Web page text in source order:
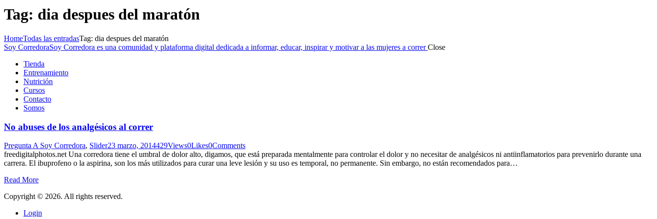
Tag: dia despues del maratón
HomeTodas las entradasTag: dia despues del maratón
Soy CorredoraSoy Corredora es una comunidad y plataforma digital dedicada a informar, educar, inspirar y motivar a las mujeres a correr Close
Tienda
Entrenamiento
Nutrición
Cursos
Contacto
Somos
No abuses de los analgésicos al correr
Pregunta A Soy Corredora, Slider23 marzo, 2014429Views0Likes0Comments
freedigitalphotos.net Una corredora tiene el umbral de dolor alto, digamos, que está preparada mentalmente para controlar el dolor y no necesitar de analgésicos ni antiinflamatorios para prevenirlo durante una
carrera. El ibuprofeno o la aspirina, son los más utilizados para curar una leve lesión y su uso es temporal, no permanente. Sin embargo, no están recomendados para…
Read More
Copyright © 2026. All rights reserved.
Login